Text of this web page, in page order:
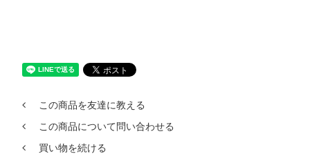
この商品を友達に教える
この商品について問い合わせる
買い物を続ける